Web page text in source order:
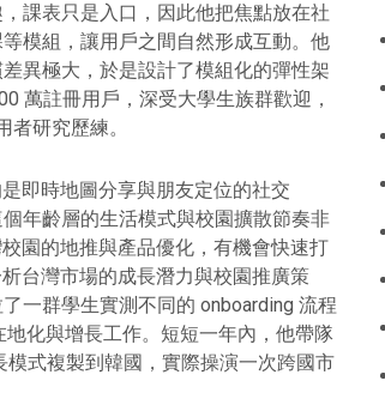
課表只是入口，因此他把焦點放在社
模組，讓用戶之間自然形成互動。他
異極大，於是設計了模組化的彈性架
萬註冊用戶，深受大學生族群歡迎，
研究歷練。
即時地圖分享與朋友定位的社交
年齡層的生活模式與校園擴散節奏非
園的地推與產品優化，有機會快速打
台灣市場的成長潛力與校園推廣策
一群學生實測不同的 onboarding 流程
化與增長工作。短短一年內，他帶隊
式複製到韓國，實際操演一次跨國市